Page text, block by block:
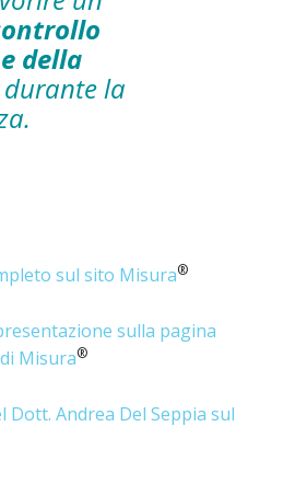
della
durante la
sul sito Misura®
sulla pagina
Misura®
Dott. Andrea Del Seppia sul